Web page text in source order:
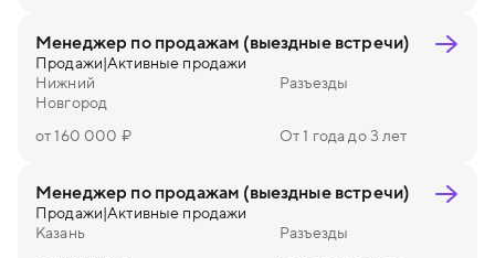
Менеджер по продажам (выездные встречи)
Продажи|Активные продажи
Нижний
Новгород
Разъезды
от 160 000 ₽ От 1 года до 3 лет
Менеджер по продажам (выездные встречи)
Продажи|Активные продажи
Казань
Разъезды